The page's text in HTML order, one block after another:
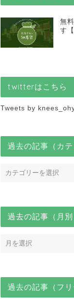
無
す
twitterはこちら
Tweets by
過去の記事（カテ
過去の記事（月別
過去の記事（フリ